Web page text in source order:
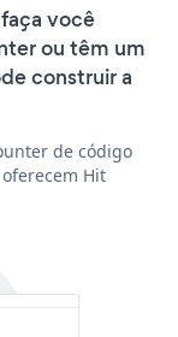
você
ou têm um
construir a
de código
Hit